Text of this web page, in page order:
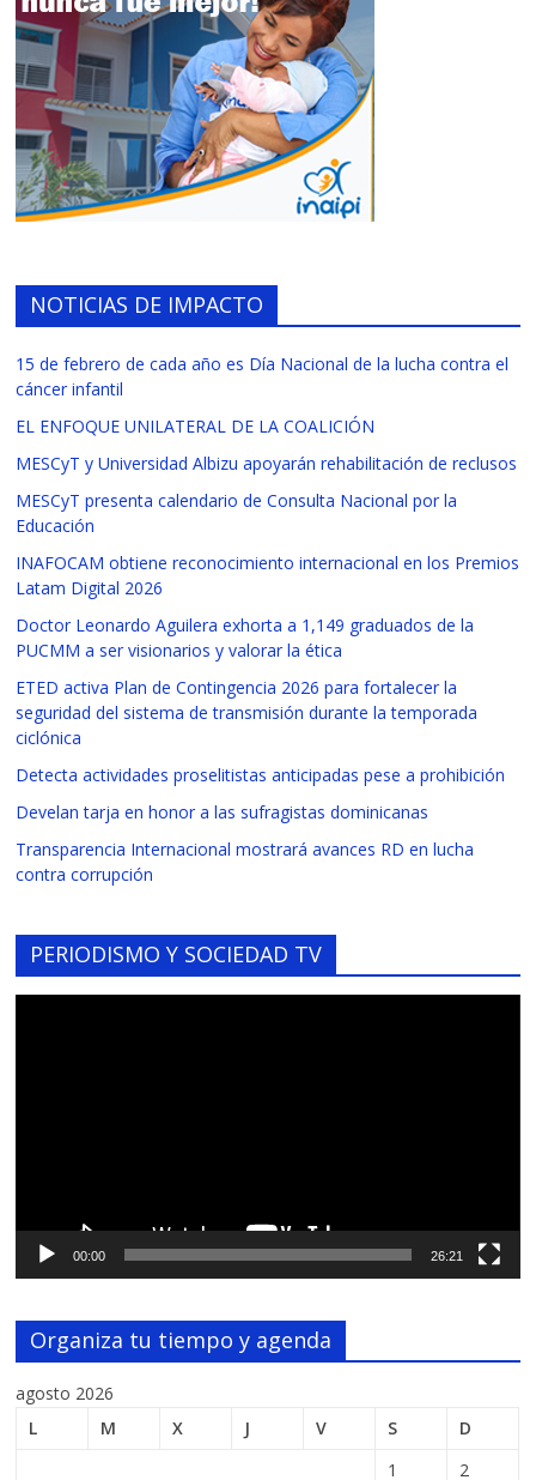
NOTICIAS DE IMPACTO
15 de febrero de cada año es Día Nacional de la lucha contra el
cáncer infantil
EL ENFOQUE UNILATERAL DE LA COALICIÓN
MESCyT y Universidad Albizu apoyarán rehabilitación de reclusos
MESCyT presenta calendario de Consulta Nacional por la
Educación
INAFOCAM obtiene reconocimiento internacional en los Premios
Latam Digital 2026
Doctor Leonardo Aguilera exhorta a 1,149 graduados de la
PUCMM a ser visionarios y valorar la ética
ETED activa Plan de Contingencia 2026 para fortalecer la
seguridad del sistema de transmisión durante la temporada
ciclónica
Detecta actividades proselitistas anticipadas pese a prohibición
Develan tarja en honor a las sufragistas dominicanas
Transparencia Internacional mostrará avances RD en lucha
contra corrupción
PERIODISMO Y SOCIEDAD TV
00:00 26:21
Organiza tu tiempo y agenda
agosto 2026
L
M X J V S
D
1
2